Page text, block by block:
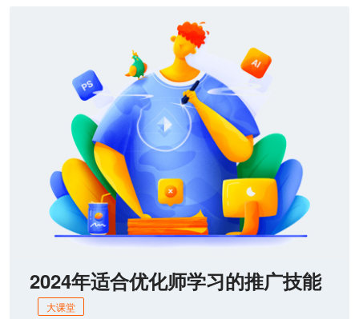
2024年适合优化师学习的推广技能
大课堂